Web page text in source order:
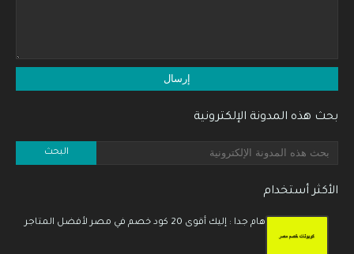
بحث هذه المدونة الإلكترونية
الأكثر أستخدام
هام جدا : إليك أقوى 20 كود خصم في مصر لأفضل المتاجر